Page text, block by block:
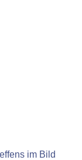
im Bild